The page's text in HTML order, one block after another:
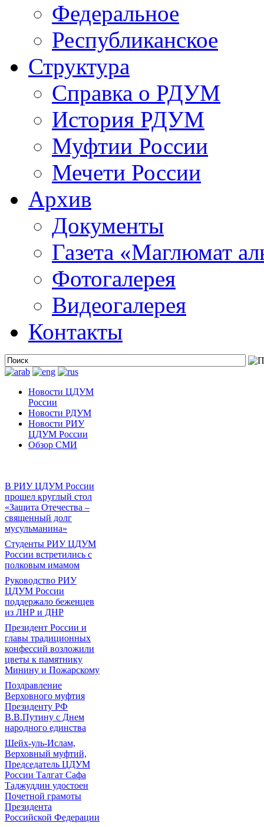
Федеральное
Республиканское
Структура
Справка о РДУМ
История РДУМ
Муфтии России
Мечети России
Архив
Документы
Газета «Маглюмат
Фотогалерея
Видеогалерея
Контакты
Новости ЦДУМ
России
Новости РДУМ
Новости РИУ
ЦДУМ России
Обзор СМИ
В РИУ ЦДУМ России
прошел круглый стол
«Защита Отечества –
священный долг
мусульманина»
Студенты РИУ ЦДУМ
России встретились с
полковым имамом
Руководство РИУ
ЦДУМ России
поддержало беженцев
из ЛНР и ДНР
Президент России и
главы традиционных
конфессий возложили
цветы к памятнику
Минину и Пожарскому
Поздравление
Верховного муфтия
Президенту РФ
В.В.Путину с Днем
народного единства
Шейх-уль-Ислам,
Верховный муфтий,
Председатель ЦДУМ
России Талгат Сафа
Таджуддин удостоен
Почетной грамоты
Президента
Российской Федерации